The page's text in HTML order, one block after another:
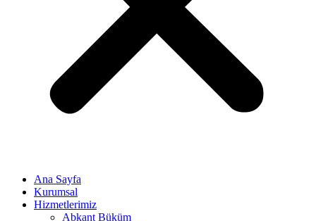
Ana Sayfa
Kurumsal
Hizmetlerimiz
Abkant Büküm